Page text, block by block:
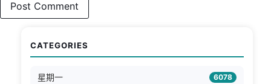
CATEGORIES
星期一 6078